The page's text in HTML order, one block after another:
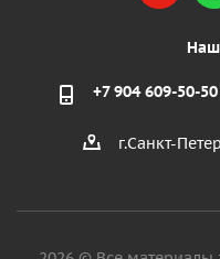
+7 904 609-50-50
г.Санкт-